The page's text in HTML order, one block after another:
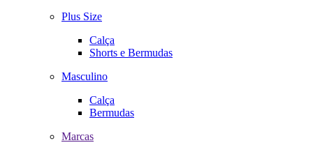
Plus Size
Calça
Shorts e Bermudas
Masculino
Calça
Bermudas
Marcas